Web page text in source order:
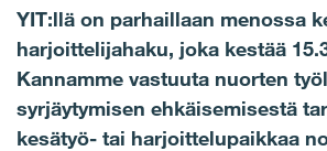
YIT:llä on parhaillaan menossa
harjoittelijahaku, joka kestää
Kannamme vastuuta nuorten
syrjäytymisen ehkäisemisestä
kesätyö- tai harjoittelupaikkaa